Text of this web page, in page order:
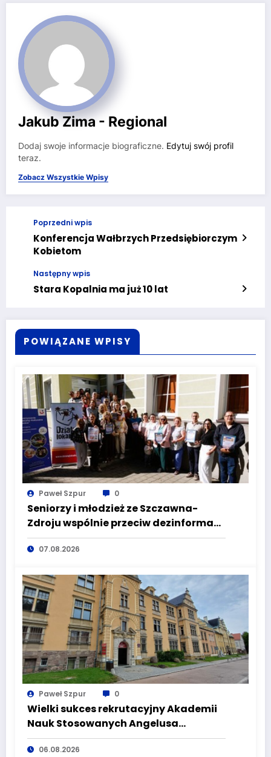
Jakub Zima - Regional
Dodaj swoje informacje biograficzne. Edytuj swój profil
teraz.
Zobacz Wszystkie Wpisy
Poprzedni wpis
Konferencja Wałbrzych Przedsiębiorczym
Kobietom
Następny wpis
Stara Kopalnia ma już 10 lat
POWIĄZANE WPISY
Paweł Szpur 0
Seniorzy i młodzież ze Szczawna-
Zdroju wspólnie przeciw dezinformacji
i manipulacji
07.08.2026
Paweł Szpur 0
Wielki sukces rekrutacyjny Akademii
Nauk Stosowanych Angelusa
Silesiusa! Uczelnia bije rekordy, ale Ty
wciąż masz szansę – weź udział w II
06.08.2026